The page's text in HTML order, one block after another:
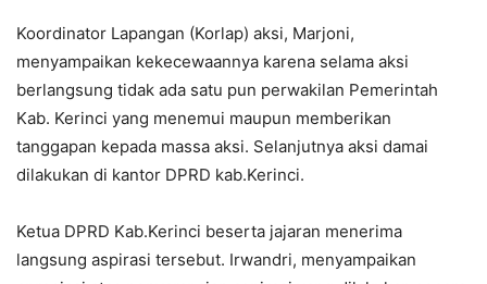
Koordinator Lapangan (Korlap) aksi, Marjoni,
menyampaikan kekecewaannya karena selama aksi
berlangsung tidak ada satu pun perwakilan Pemerintah
Kab. Kerinci yang menemui maupun memberikan
tanggapan kepada massa aksi. Selanjutnya aksi damai
dilakukan di kantor DPRD kab.Kerinci.
Ketua DPRD Kab.Kerinci beserta jajaran menerima
langsung aspirasi tersebut. Irwandri, menyampaikan